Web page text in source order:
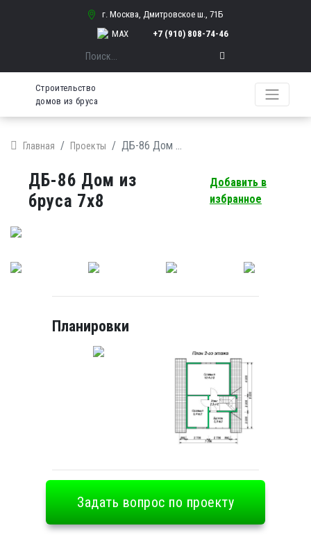
г. Москва, Дмитровское ш., 71Б
MAX
+7 (910) 808-74-46
Строительство
домов из бруса
Главная Проекты ДБ-86 Дом из бруса 7х8
ДБ-86 Дом из
бруса 7х8
Добавить в
избранное
Планировки
Задать вопрос по проекту